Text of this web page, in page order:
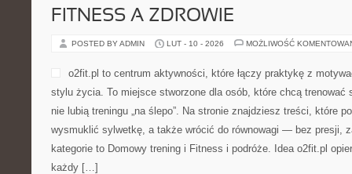
FITNESS A ZDROWIE
POSTED BY ADMIN LUT - 10 - 2026 MOŻLIWOŚĆ
o2fit.pl to centrum aktywności, które łączy praktykę z
stylu życia. To miejsce stworzone dla osób, które chcą trenować
nie lubią treningu „na ślepo”. Na stronie znajdziesz treści, które
wysmuklić sylwetkę, a także wrócić do równowagi — bez presji,
kategorie to Domowy trening i Fitness i podróże. Idea o2fit.pl
każdy […]